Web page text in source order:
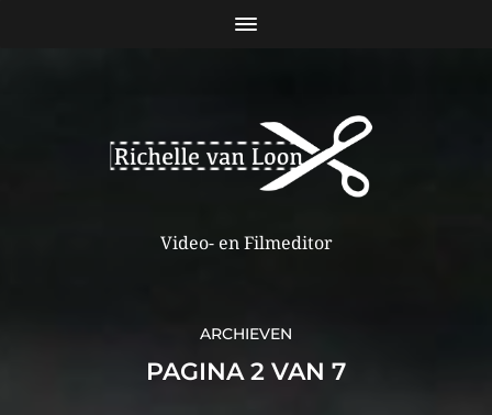
Video- en Filmeditor
ARCHIEVEN
PAGINA 2 VAN 7